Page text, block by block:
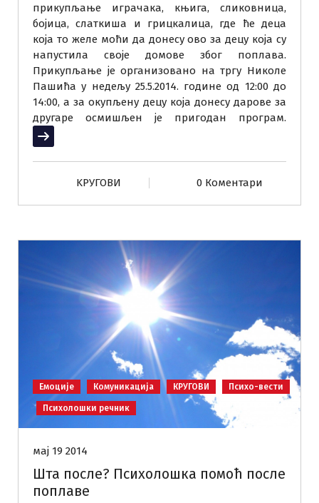
прикупљање играчака, књига, сликовница,
бојица, слаткиша и грицкалица, где ће деца
која то желе моћи да донесу ово за децу која су
напустила своје домове због поплава.
Прикупљање је организовано на тргу Николе
Пашића у недељу 25.5.2014. године од 12:00 до
14:00, а за окупљену децу која донесу дарове за
другаре осмишљен је пригодан програм.
Прочитај више
KРУГОВИ 0 Коментари
Емоције Комуникација КРУГОВИ Психо-вести
Психолошки речник
мај 19 2014
Шта после? Психолошка помоћ после
поплаве